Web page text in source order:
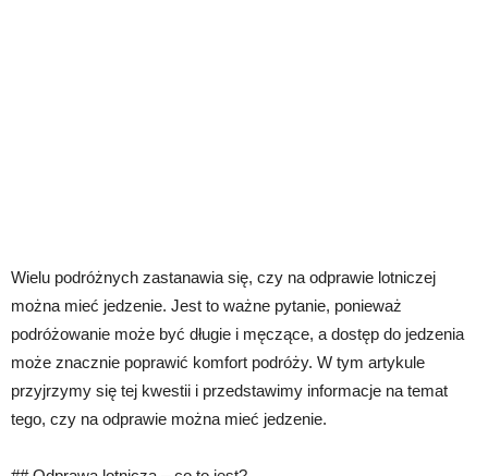
Wielu podróżnych zastanawia się, czy na odprawie lotniczej
można mieć jedzenie. Jest to ważne pytanie, ponieważ
podróżowanie może być długie i męczące, a dostęp do jedzenia
może znacznie poprawić komfort podróży. W tym artykule
przyjrzymy się tej kwestii i przedstawimy informacje na temat
tego, czy na odprawie można mieć jedzenie.